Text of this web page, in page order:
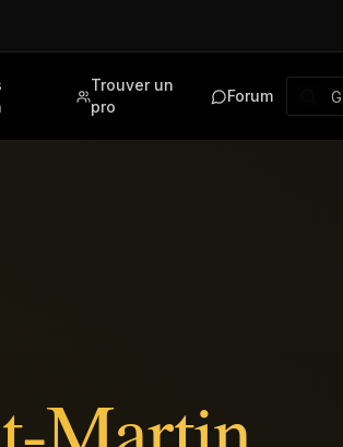
Trouver un
pro
Forum